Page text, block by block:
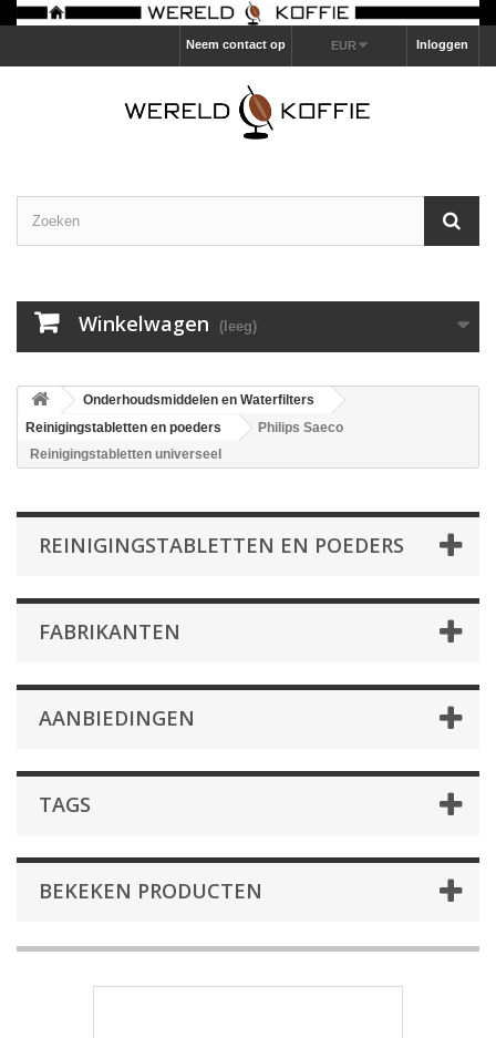
Inloggen
EUR
Neem contact op
Winkelwagen (leeg)
Onderhoudsmiddelen en Waterfilters
Reinigingstabletten en poeders
Philips Saeco
Reinigingstabletten universeel
REINIGINGSTABLETTEN EN POEDERS
FABRIKANTEN
AANBIEDINGEN
TAGS
BEKEKEN PRODUCTEN